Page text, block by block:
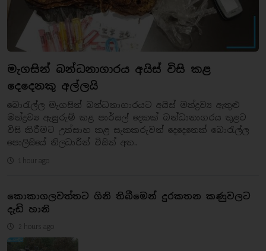
මැගසින් බන්ධනාගාරය අයිස් විසි කළ
දෙදෙනකු අල්ලයි
බොරැල්ල මැගසින් බන්ධනාගාරයට අයිස් මත්ද්‍රව්‍ය ඇතුළු
මත්ද්‍රව්‍ය ඇසුරුම් කළ පාර්සල් දෙකක් බන්ධානාගරය තුළට
විසි කිරීමට උත්සාහ කළ සැකකරුවන් දෙදෙනෙක් බොරැල්ල
පොලිසියේ නිලධාරීන් විසින් අත..
1 hour ago
කොකාගලවත්තට ගිනි තිබීමෙන් දුරකතන කණුවලට
දැඩි හානි
2 hours ago